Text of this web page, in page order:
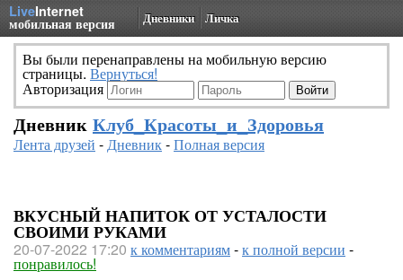
LiveInternet
мобильная версия Дневники Личка
Вы были перенаправлены на мобильную версию
страницы. Вернуться!
Авторизация
Дневник Клуб_Красоты_и_Здоровья
Лента друзей -Дневник-Полная версия
ВКУСНЫЙ НАПИТОК ОТ УСТАЛОСТИ
СВОИМИ РУКАМИ
20-07-2022 17:20 к комментариям-к полной версии -
понравилось!